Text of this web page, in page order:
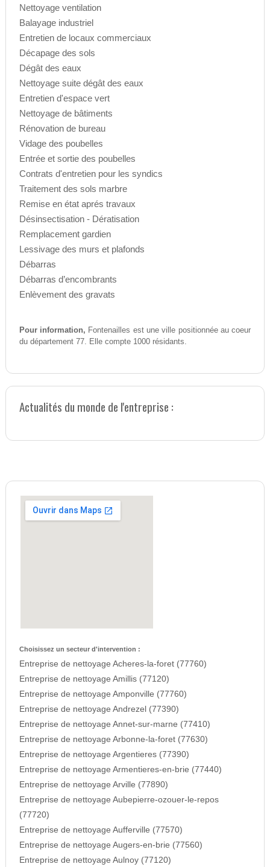
Nettoyage ventilation
Balayage industriel
Entretien de locaux commerciaux
Décapage des sols
Dégât des eaux
Nettoyage suite dégât des eaux
Entretien d'espace vert
Nettoyage de bâtiments
Rénovation de bureau
Vidage des poubelles
Entrée et sortie des poubelles
Contrats d'entretien pour les syndics
Traitement des sols marbre
Remise en état aprés travaux
Désinsectisation - Dératisation
Remplacement gardien
Lessivage des murs et plafonds
Débarras
Débarras d’encombrants
Enlèvement des gravats
Pour information, Fontenailles est une ville positionnée au coeur
du département 77. Elle compte 1000 résidants.
Actualités du monde de l'entreprise :
Choisissez un secteur d'intervention :
Entreprise de nettoyage Acheres-la-foret (77760)
Entreprise de nettoyage Amillis (77120)
Entreprise de nettoyage Amponville (77760)
Entreprise de nettoyage Andrezel (77390)
Entreprise de nettoyage Annet-sur-marne (77410)
Entreprise de nettoyage Arbonne-la-foret (77630)
Entreprise de nettoyage Argentieres (77390)
Entreprise de nettoyage Armentieres-en-brie (77440)
Entreprise de nettoyage Arville (77890)
Entreprise de nettoyage Aubepierre-ozouer-le-repos
(77720)
Entreprise de nettoyage Aufferville (77570)
Entreprise de nettoyage Augers-en-brie (77560)
Entreprise de nettoyage Aulnoy (77120)